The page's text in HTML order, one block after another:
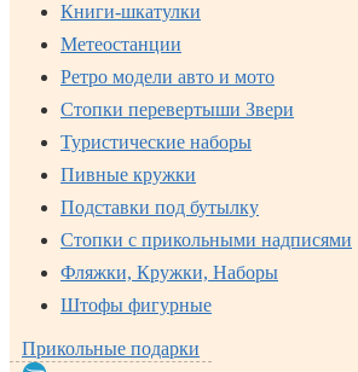
Книги-шкатулки
Метеостанции
Ретро модели авто и мото
Стопки перевертыши Звери
Туристические наборы
Пивные кружки
Подставки под бутылку
Стопки с прикольными надписями
Фляжки, Кружки, Наборы
Штофы фигурные
Прикольные подарки